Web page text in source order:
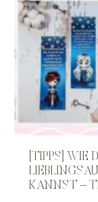
[TIPPS] WIE
KANNST –